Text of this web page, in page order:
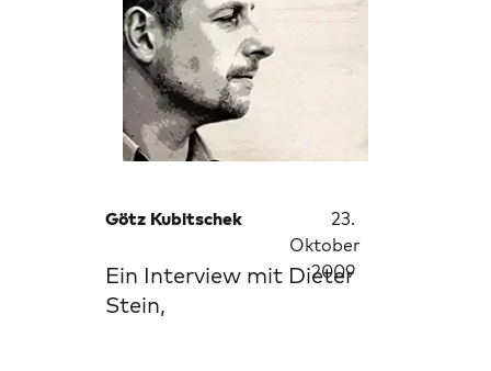
Götz Kubitschek
23.
Oktober
2009
Ein Interview mit Dieter
Stein,